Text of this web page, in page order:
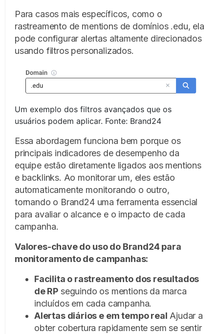
Para casos mais específicos, como o
rastreamento de mentions de domínios .edu, ela
pode configurar alertas altamente direcionados
usando filtros personalizados.
Um exemplo dos filtros avançados que os
usuários podem aplicar. Fonte: Brand24
Essa abordagem funciona bem porque os
principais indicadores de desempenho da
equipe estão diretamente ligados aos mentions
e backlinks. Ao monitorar um, eles estão
automaticamente monitorando o outro,
tornando o Brand24 uma ferramenta essencial
para avaliar o alcance e o impacto de cada
campanha.
Valores-chave do uso do Brand24 para
monitoramento de campanhas:
Facilita o rastreamento dos resultados
de RP seguindo os mentions da marca
incluídos em cada campanha.
Alertas diários e em tempo real Ajudar a
obter cobertura rapidamente sem se sentir